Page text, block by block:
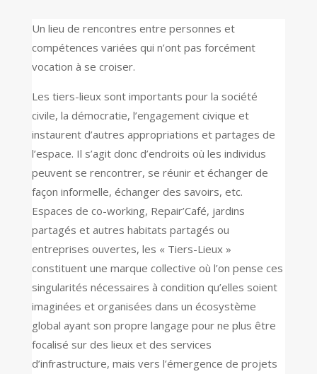
Un lieu de rencontres entre personnes et
compétences variées qui n’ont pas forcément
vocation à se croiser.
Les tiers-lieux sont importants pour la société
civile, la démocratie, l’engagement civique et
instaurent d’autres appropriations et partages de
l’espace. Il s’agit donc d’endroits où les individus
peuvent se rencontrer, se réunir et échanger de
façon informelle, échanger des savoirs, etc.
Espaces de co-working, Repair’Café, jardins
partagés et autres habitats partagés ou
entreprises ouvertes, les « Tiers-Lieux »
constituent une marque collective où l’on pense ces
singularités nécessaires à condition qu’elles soient
imaginées et organisées dans un écosystème
global ayant son propre langage pour ne plus être
focalisé sur des lieux et des services
d’infrastructure, mais vers l’émergence de projets